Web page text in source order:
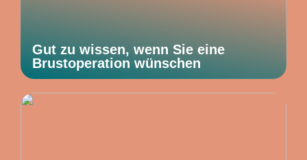
Gut zu wissen, wenn Sie eine
Brustoperation wünschen